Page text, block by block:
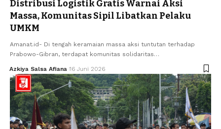
Distribusi Logistik Gratis Warnai Aksi
Massa, Komunitas Sipil Libatkan Pelaku
UMKM
Amanat.id- Di tengah keramaian massa aksi tuntutan terhadap
Prabowo-Gibran, terdapat komunitas solidaritas…
Azkiya Salsa Afiana 16 Juni 2026